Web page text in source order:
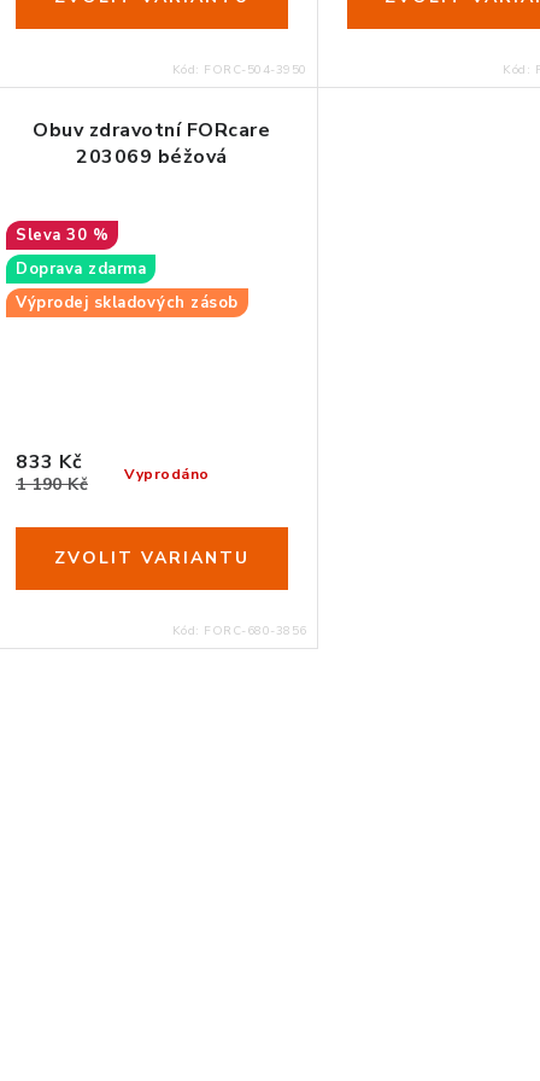
t
ů
Kód: FORC-504-3950 Kód:
Obuv zdravotní FORcare
203069 béžová
30 %
Doprava zdarma
Výprodej skladových zásob
Vyprodáno
833 Kč
1 190 Kč
Kód: FORC-680-3856